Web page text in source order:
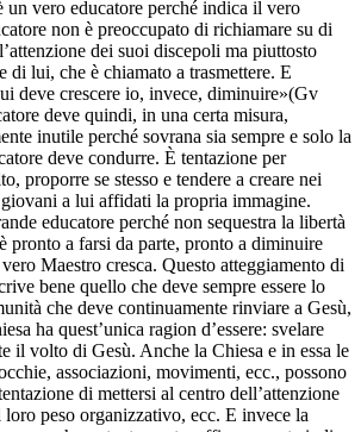
un vero educatore perché indica il vero
non è preoccupato di richiamare su di
dei suoi discepoli ma piuttosto
di lui, che è chiamato a trasmettere. E
deve crescere io, invece, diminuire»(Gv
deve quindi, in una certa misura,
inutile perché sovrana sia sempre e solo la
deve condurre. È tentazione per
proporre se stesso e tendere a creare nei
a lui affidati la propria immagine.
educatore perché non sequestra la libertà
pronto a farsi da parte, pronto a diminuire
Maestro cresca. Questo atteggiamento di
bene quello che deve sempre essere lo
che deve continuamente rinviare a Gesù,
ha quest’unica ragion d’essere: svelare
il volto di Gesù. Anche la Chiesa e in essa le
associazioni, movimenti, ecc., possono
di mettersi al centro dell’attenzione
peso organizzativo, ecc. E invece la